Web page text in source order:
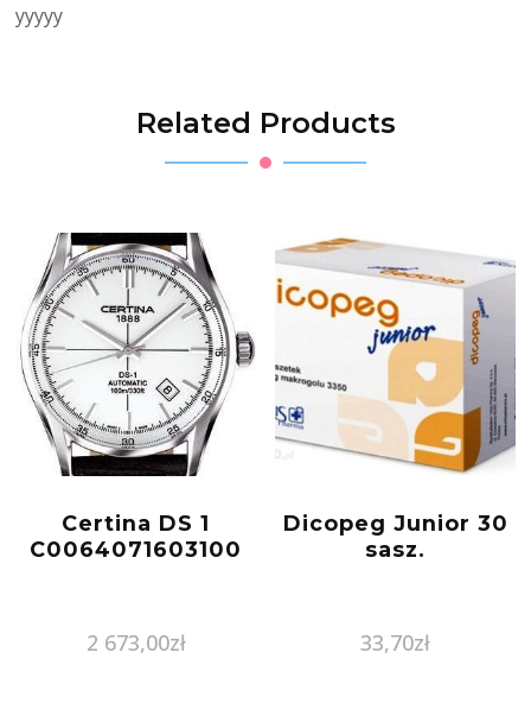
yyyyy
Related Products
Certina DS 1
C0064071603100
2 673,00zł
Dicopeg Junior 30
sasz.
33,70zł